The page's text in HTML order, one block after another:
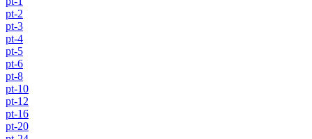
pt-2
pt-3
pt-4
pt-5
pt-6
pt-8
pt-10
pt-12
pt-16
pt-20